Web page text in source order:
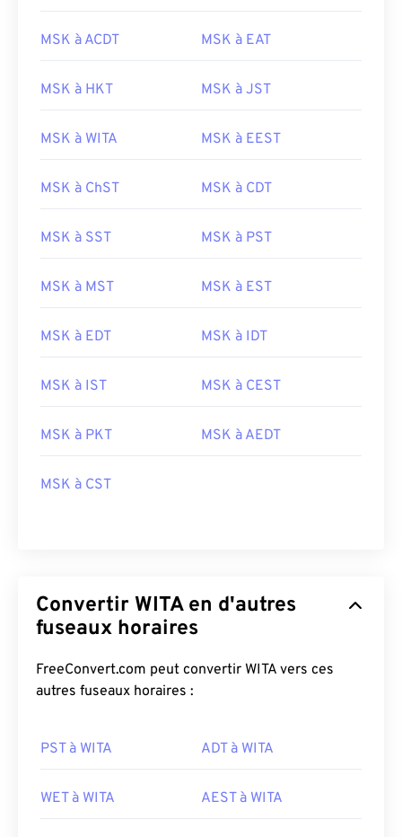
MSK à ACDT MSK à EAT
MSK à HKT MSK à JST
MSK à WITA MSK à EEST
MSK à ChST MSK à CDT
MSK à SST MSK à PST
MSK à MST MSK à EST
MSK à EDT MSK à IDT
MSK à IST MSK à CEST
MSK à PKT MSK à AEDT
MSK à CST
Convertir WITA en d'autres
fuseaux horaires
FreeConvert.com peut convertir WITA vers ces
autres fuseaux horaires :
PST à WITA ADT à WITA
WET à WITA AEST à WITA